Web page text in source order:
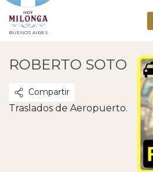
BUENOS AIRES
ROBERTO SOTO
Compartir
Traslados de Aeropuerto.